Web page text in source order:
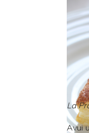
La
Avui